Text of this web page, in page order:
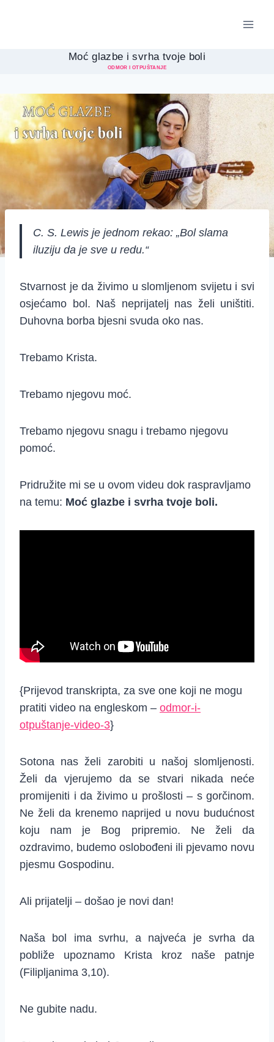
Moć glazbe i svrha tvoje boli
ODMOR I OTPUŠTANJE
C. S. Lewis je jednom rekao: „Bol slama
iluziju da je sve u redu.“
Stvarnost je da živimo u slomljenom svijetu i svi
osjećamo bol. Naš neprijatelj nas želi uništiti.
Duhovna borba bjesni svuda oko nas.
Trebamo Krista.
Trebamo njegovu moć.
Trebamo njegovu snagu i trebamo njegovu
pomoć.
Pridružite mi se u ovom videu dok raspravljamo
na temu: Moć glazbe i svrha tvoje boli.
{Prijevod transkripta, za sve one koji ne mogu
pratiti video na engleskom – odmor-i-
otpuštanje-video-3}
Sotona nas želi zarobiti u našoj slomljenosti.
Želi da vjerujemo da se stvari nikada neće
promijeniti i da živimo u prošlosti – s gorčinom.
Ne želi da krenemo naprijed u novu budućnost
koju nam je Bog pripremio. Ne želi da
ozdravimo, budemo oslobođeni ili pjevamo novu
pjesmu Gospodinu.
Ali prijatelji – došao je novi dan!
Naša bol ima svrhu, a najveća je svrha da
pobliže upoznamo Krista kroz naše patnje
(Filipljanima 3,10).
Ne gubite nadu.